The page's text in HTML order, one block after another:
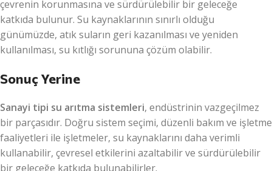
çevrenin korunmasına ve sürdürülebilir bir geleceğe
katkıda bulunur. Su kaynaklarının sınırlı olduğu
günümüzde, atık suların geri kazanılması ve yeniden
kullanılması, su kıtlığı sorununa çözüm olabilir.
Sonuç Yerine
Sanayi tipi su arıtma sistemleri, endüstrinin vazgeçilmez
bir parçasıdır. Doğru sistem seçimi, düzenli bakım ve işletme
faaliyetleri ile işletmeler, su kaynaklarını daha verimli
kullanabilir, çevresel etkilerini azaltabilir ve sürdürülebilir
bir geleceğe katkıda bulunabilirler.